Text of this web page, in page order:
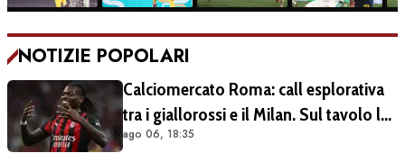
NOTIZIE POPOLARI
Calciomercato Roma: call esplorativa
tra i giallorossi e il Milan. Sul tavolo le
situazioni di Leao e Soulé
ago 06, 18:35